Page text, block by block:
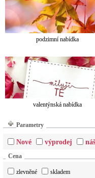
podzimní nabídka
valentýnská nabídka
Parametry
Nové výprodej
Cena
zlevněné skladem